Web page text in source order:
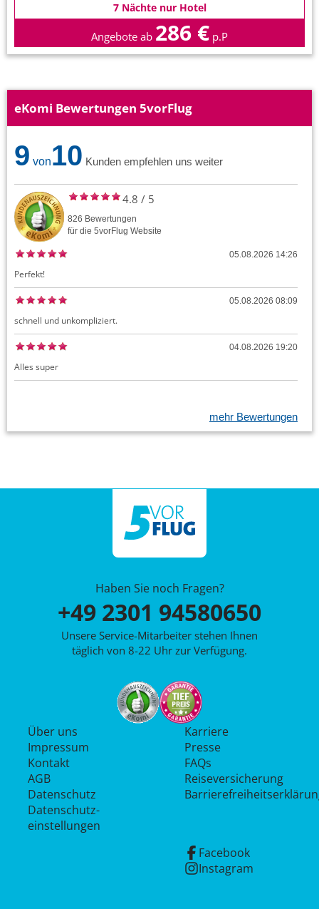
7 Nächte nur Hotel
Angebote ab 286 € p.P
eKomi Bewertungen 5vorFlug
9 von10 Kunden empfehlen uns weiter
4.8 / 5
826 Bewertungen
für die 5vorFlug Website
05.08.2026 14:26
Perfekt!
05.08.2026 08:09
schnell und unkompliziert.
04.08.2026 19:20
Alles super
mehr Bewertungen
Haben Sie noch Fragen?
+49 2301 94580650
Unsere Service-Mitarbeiter stehen Ihnen
täglich von 8-22 Uhr zur Verfügung.
Über uns
Impressum
Kontakt
AGB
Datenschutz
Datenschutz­
einstellungen
Karriere
Presse
FAQs
Reiseversicherung
Facebook
Instagram